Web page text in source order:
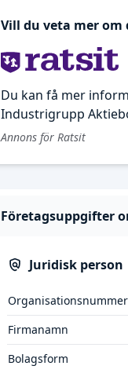
Vill du veta mer
Du kan få mer
Industrigrupp
Annons för Ratsit
Företagsuppgifter
Juridisk person
Organisationsnummer
Firmanamn
Bolagsform